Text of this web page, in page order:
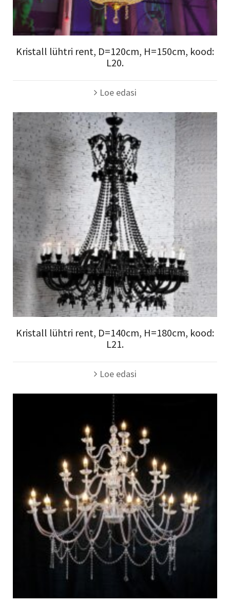
Kristall lühtri rent, D=120cm, H=150cm, kood:
L20.
Loe edasi
Kristall lühtri rent, D=140cm, H=180cm, kood:
L21.
Loe edasi